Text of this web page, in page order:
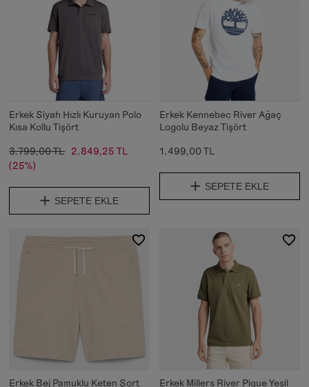
Erkek Siyah Hızlı Kuruyan Polo
Kısa Kollu Tişört
3.799,00 TL 2.849,25 TL
(25%)
SEPETE EKLE
Erkek Kennebec River Ağaç
Logolu Beyaz Tişört
1.499,00 TL
SEPETE EKLE
Erkek Bej Pamuklu Keten Şort
Erkek Millers River Pique Yeşil